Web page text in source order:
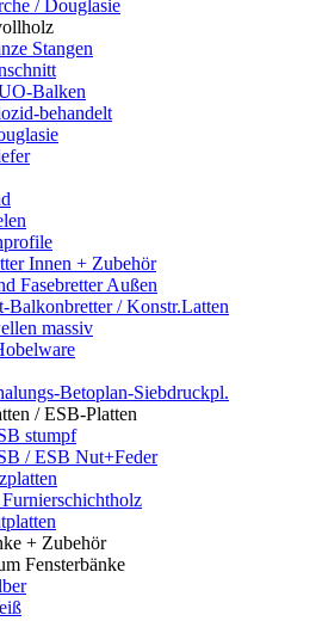
/ Douglasie
Stangen
Balken
behandelt
Innen + Zubehör
Fasebretter Außen
Balkonbretter / Konstr.Latten
massiv
Betoplan-Siebdruckpl.
/ ESB-Platten
stumpf
/ ESB Nut+Feder
+ Zubehör
Fensterbänke